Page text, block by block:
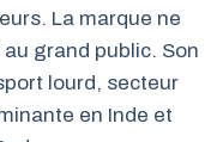
La marque ne
grand public. Son
lourd, secteur
en Inde et